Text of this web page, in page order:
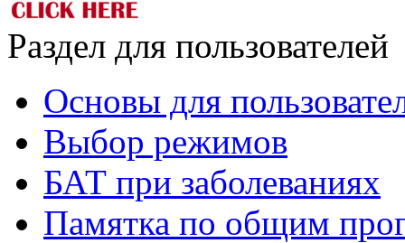
Раздел для пользователей
Основы для
Выбор режимов
БАТ при заболеваниях
Памятка по общим